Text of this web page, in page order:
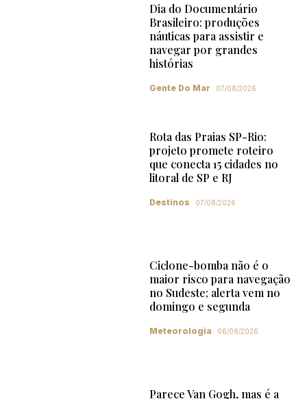
Dia do Documentário
Brasileiro: produções
náuticas para assistir e
navegar por grandes
histórias
Gente Do Mar 07/08/2026
Rota das Praias SP-Rio:
projeto promete roteiro
que conecta 15 cidades no
litoral de SP e RJ
Destinos 07/08/2026
Ciclone-bomba não é o
maior risco para navegação
no Sudeste; alerta vem no
domingo e segunda
Meteorologia 06/08/2026
Parece Van Gogh, mas é a